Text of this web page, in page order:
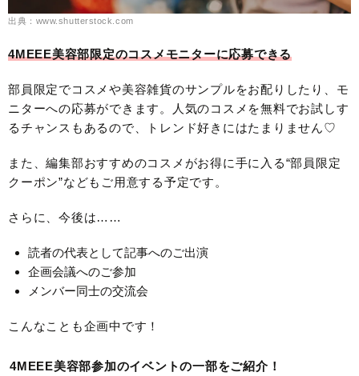
出典：www.shutterstock.com
4MEEE美容部限定のコスメモニターに応募できる
部員限定でコスメや美容雑貨のサンプルをお配りしたり、モ
ニターへの応募ができます。人気のコスメを無料でお試しす
るチャンスもあるので、トレンド好きにはたまりません♡
また、編集部おすすめのコスメがお得に手に入る“部員限定
クーポン”などもご用意する予定です。
さらに、今後は……
読者の代表として記事へのご出演
企画会議へのご参加
メンバー同士の交流会
こんなことも企画中です！
4MEEE美容部参加のイベントの一部をご紹介！